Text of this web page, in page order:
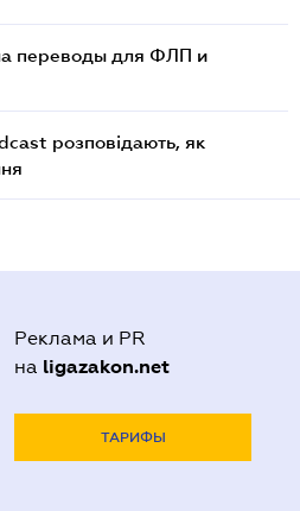
переводы для ФЛП и
розповідають, як
Реклама и PR
на ligazakon.net
ТАРИФЫ